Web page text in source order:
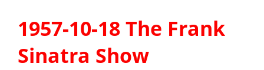
1957-10-18 The Frank
Sinatra Show